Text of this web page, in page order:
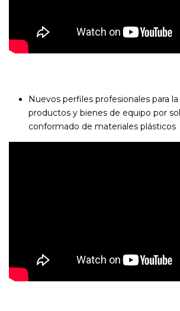
Nuevos perfiles profesionales para
productos y bienes de equipo por
conformado de materiales plásticos